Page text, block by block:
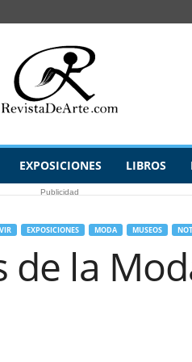
EXPOSICIONES LIBROS
Publicidad
EXPOSICIONES MODA MUSEOS
la